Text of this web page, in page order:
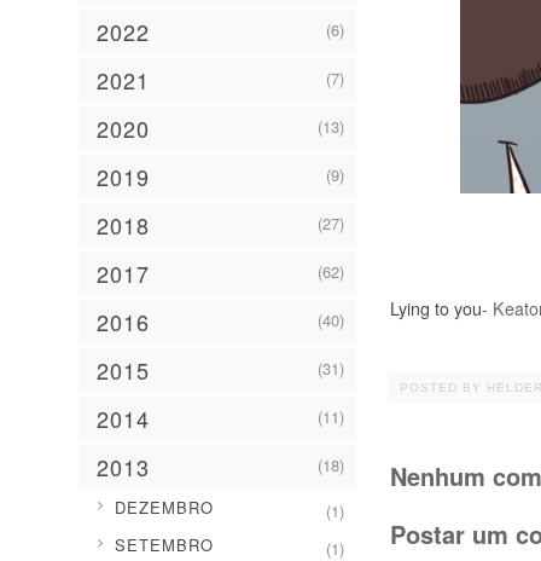
Lying to you-
POSTED BY
Nenhum
Postar um
2022 (6)
2021 (7)
2020 (13)
2019 (9)
2018 (27)
2017 (62)
2016 (40)
2015 (31)
2014 (11)
2013 (18)
► DEZEMBRO (1)
► SETEMBRO (1)